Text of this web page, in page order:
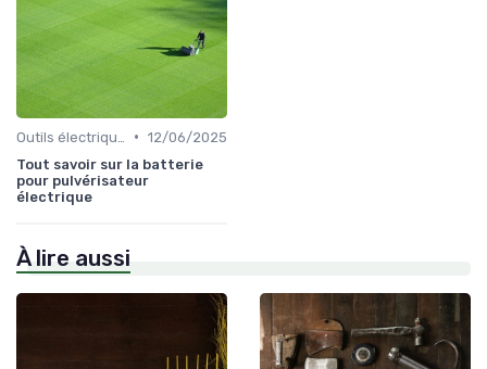
• 12/06/2025
Tout savoir sur la batterie
pour pulvérisateur
électrique
À lire aussi